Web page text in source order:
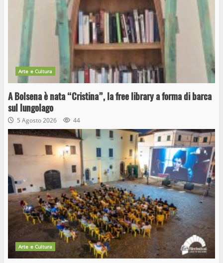
Arte e Cultura
A Bolsena è nata “Cristina”, la free library a forma di barca
sul lungolago
5 Agosto 2026 44
Arte e Cultura